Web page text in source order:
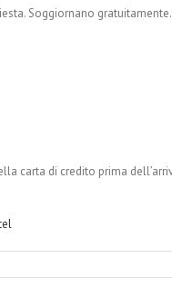
Soggiornano gratuitamente.
carta di credito prima